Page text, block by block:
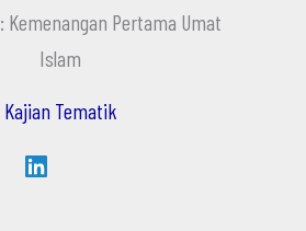
Kemenangan Pertama Umat
Islam
Kajian Tematik